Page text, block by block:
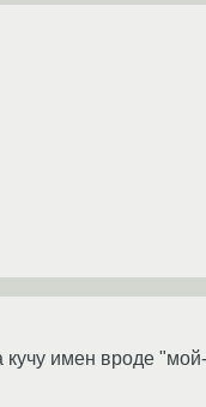
имен вроде